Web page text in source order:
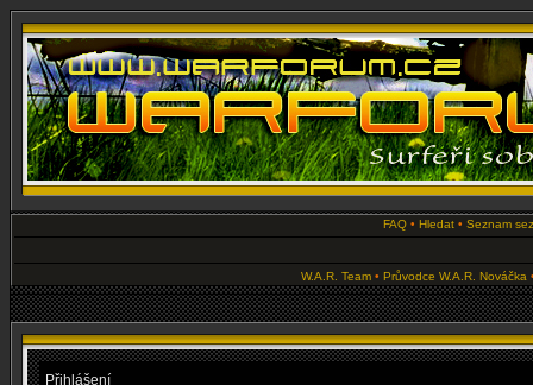
FAQ • Hledat • Seznam
W.A.R. Team• Průvodce W.A.R. Nováčka
Přihlášení